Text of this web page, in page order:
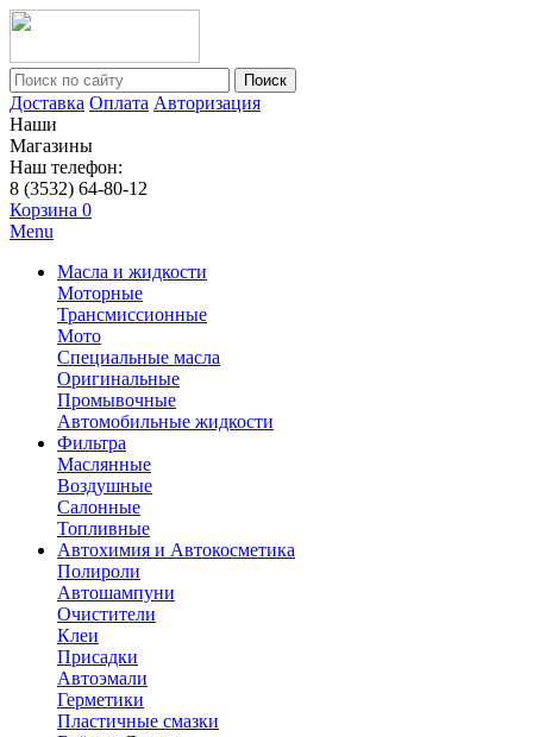
Поиск
Доставка Оплата Авторизация
Наши
Магазины
Наш телефон:
8 (3532) 64-80-12
Корзина 0
Menu
Масла и жидкости
Моторные
Трансмиссионные
Мото
Специальные масла
Оригинальные
Промывочные
Автомобильные жидкости
Фильтра
Маслянные
Воздушные
Салонные
Топливные
Автохимия и Автокосметика
Полироли
Автошампуни
Очистители
Клеи
Присадки
Автоэмали
Герметики
Пластичные смазки